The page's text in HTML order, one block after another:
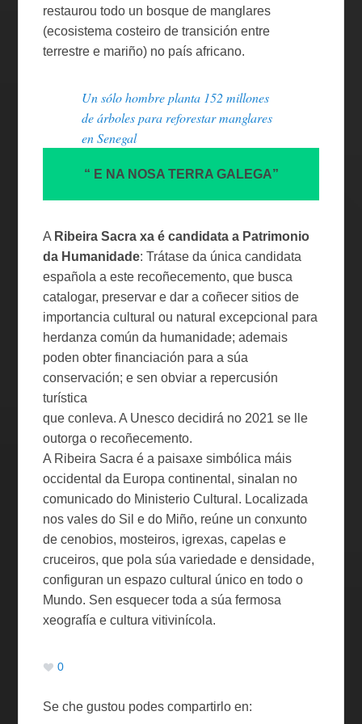
restaurou todo un bosque de manglares
(ecosistema costeiro de transición entre
terrestre e mariño) no país africano.
Un sólo hombre planta 152 millones
de árboles para reforestar manglares
en Senegal
“ E NA NOSA TERRA GALEGA”
A Ribeira Sacra xa é candidata a Patrimonio
da Humanidade: Trátase da única candidata
española a este recoñecemento, que busca
catalogar, preservar e dar a coñecer sitios de
importancia cultural ou natural excepcional para
herdanza común da humanidade; ademais
poden obter financiación para a súa
conservación; e sen obviar a repercusión
turística
que conleva. A Unesco decidirá no 2021 se lle
outorga o recoñecemento.
A Ribeira Sacra é a paisaxe simbólica máis
occidental da Europa continental, sinalan no
comunicado do Ministerio Cultural. Localizada
nos vales do Sil e do Miño, reúne un conxunto
de cenobios, mosteiros, igrexas, capelas e
cruceiros, que pola súa variedade e densidade,
configuran un espazo cultural único en todo o
Mundo. Sen esquecer toda a súa fermosa
xeografía e cultura vitivinícola.
0
Se che gustou podes compartirlo en: